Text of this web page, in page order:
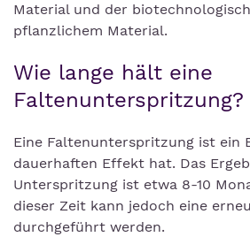
Material und der
pflanzlichem Material.
Wie lange hält eine
Faltenunterspritzung?
Eine Faltenunterspritzung ist ein
dauerhaften Effekt hat. Das
Unterspritzung ist etwa 8-10
dieser Zeit kann jedoch eine
durchgeführt werden.